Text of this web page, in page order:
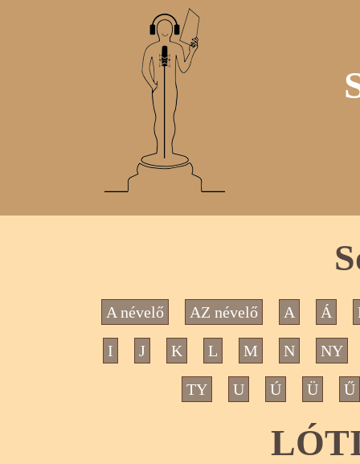
A névelő AZ névelő A Á
I J K L M N NY
TY U Ú Ü Ű